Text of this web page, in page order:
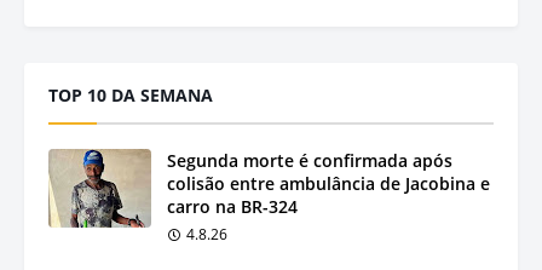
TOP 10 DA SEMANA
Segunda morte é confirmada após
colisão entre ambulância de Jacobina e
carro na BR-324
4.8.26